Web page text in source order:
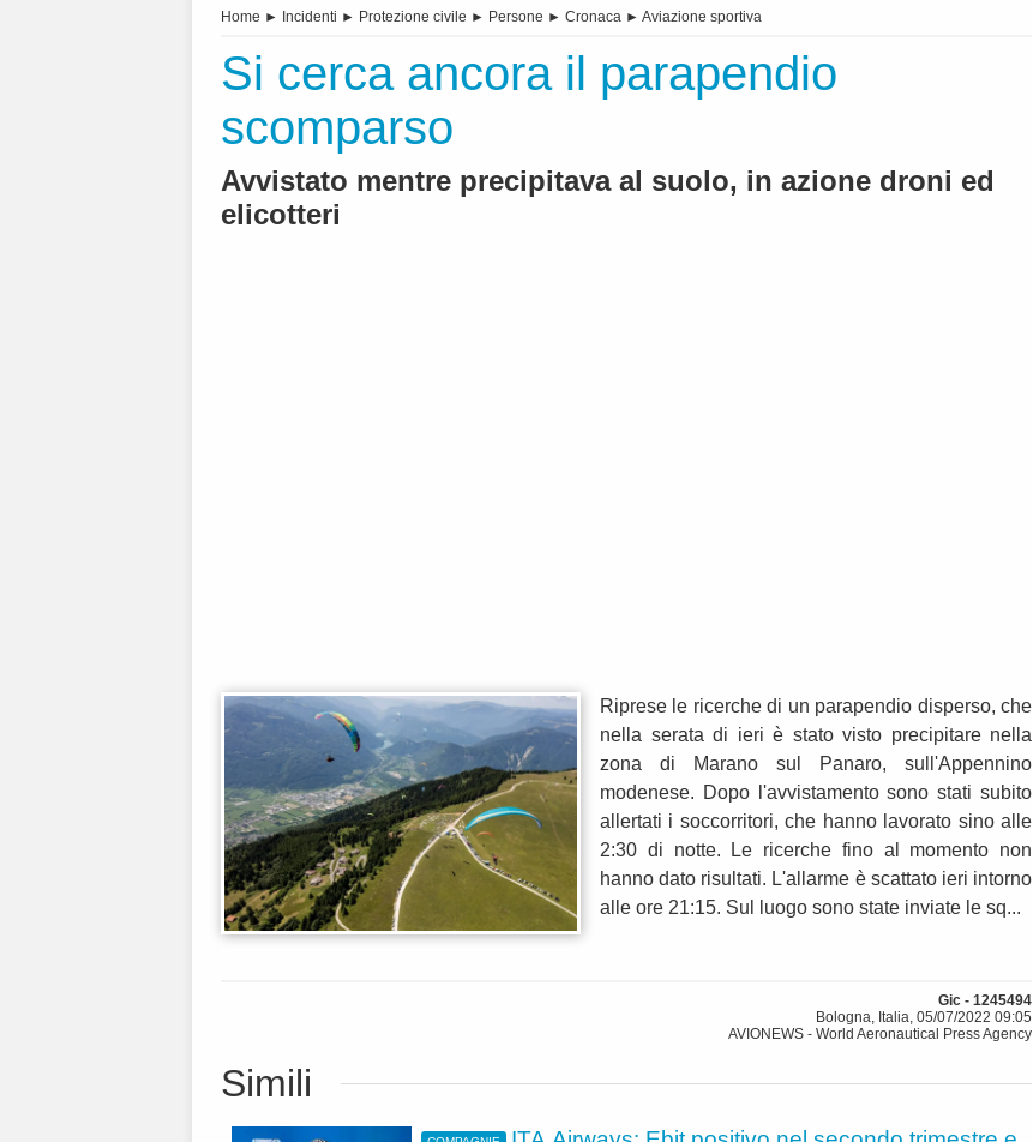
Home ► Incidenti ► Protezione civile ► Persone ► Cronaca ► Aviazione sportiva
Si cerca ancora il parapendio
scomparso
Avvistato mentre precipitava al suolo, in azione droni ed
elicotteri
Riprese le ricerche di un parapendio disperso, che
nella serata di ieri è stato visto precipitare nella
zona di Marano sul Panaro, sull'Appennino
modenese. Dopo l'avvistamento sono stati subito
allertati i soccorritori, che hanno lavorato sino alle
2:30 di notte. Le ricerche fino al momento non
hanno dato risultati. L'allarme è scattato ieri intorno
alle ore 21:15. Sul luogo sono state inviate le sq...
Gic - 1245494
Bologna, Italia, 05/07/2022 09:05
AVIONEWS - World Aeronautical Press Agency
Simili